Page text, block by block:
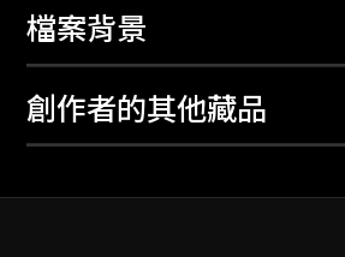
檔案背景
創作者的其他藏品